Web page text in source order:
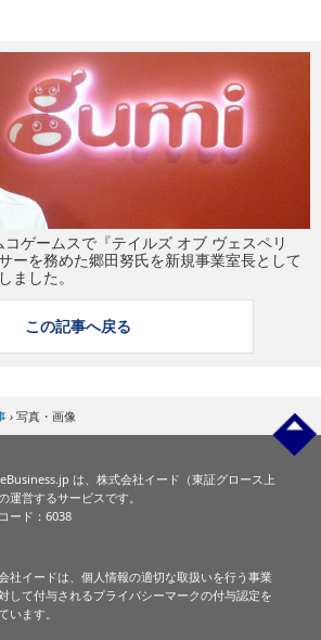
ゲームスで『テイルズ オブ ヴェスペリ
ーを務めた郷田努氏を新規事業室長として
ました。
この記事へ戻る
› 写真・画像
は、株式会社イード（東証グロース上
運営するサービスです。
ード：6038
社イードは、個人情報の適切な取扱いを行う事業
して付与されるプライバシーマークの付与認定を
います。